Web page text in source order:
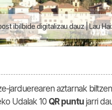
ibilbide digitalizau dauz | Lau
jarduerearen aztarnak
Udalak 10 QR puntu jarri